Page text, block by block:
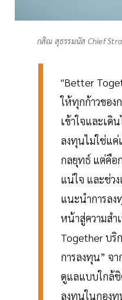
กสิณ สุธรรมนัส Chief
"Better
ให้ทุกก้าวของ
เข้าใจและเดิ
ลงทุนไม่ใช่แค่
กลยุทธ์ แต่คือ
แน่ใจ และช่วง
แนะนำการล
หน้าสู่ความสำ
Together บริ
การลงทุน” จ
ดูแลแบบใกล้
ลงทุนในกอง